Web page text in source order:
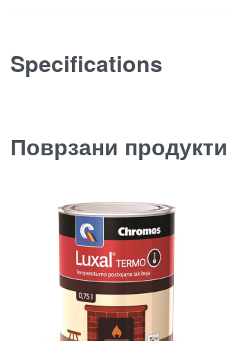
Specifications
Поврзани продукти